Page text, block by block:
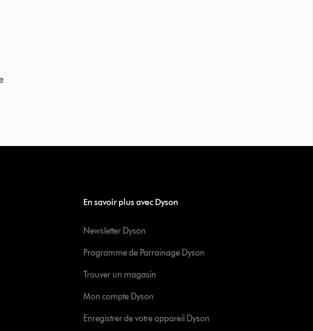
En savoir plus avec Dyson
Newsletter Dyson
Programme de Parrainage Dyson
Trouver un magasin
Mon compte Dyson
Enregistrer de votre appareil Dyson